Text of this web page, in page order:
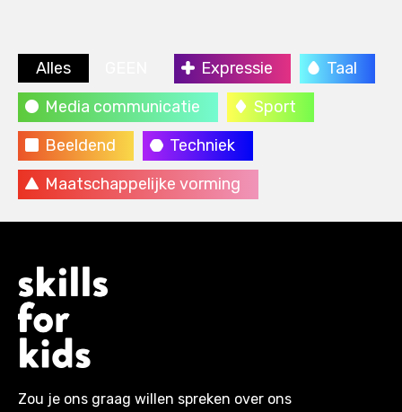
Alles Expressie
Taal
Media communicatie
Sport
Beeldend
Techniek
Maatschappelijke vorming
Zou je ons graag willen spreken over ons